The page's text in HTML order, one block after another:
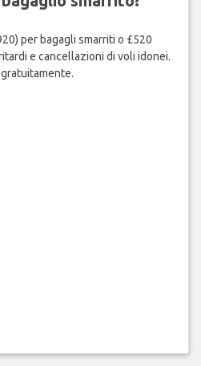
per bagagli smarriti o £520
e cancellazioni di voli idonei.